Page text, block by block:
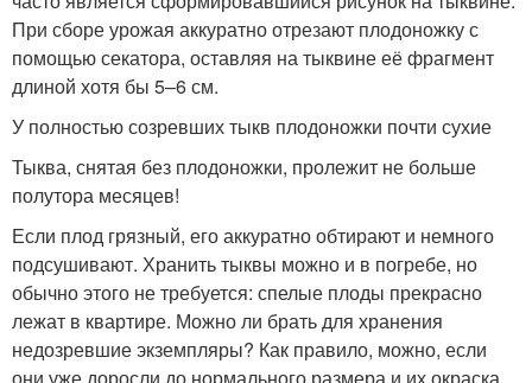
При сборе урожая аккуратно отрезают плодоножку с
помощью секатора, оставляя на тыквине её фрагмент
длиной хотя бы 5–6 см.
У полностью созревших тыкв плодоножки почти сухие
Тыква, снятая без плодоножки, пролежит не больше
полутора месяцев!
Если плод грязный, его аккуратно обтирают и немного
подсушивают. Хранить тыквы можно и в погребе, но
обычно этого не требуется: спелые плоды прекрасно
лежат в квартире. Можно ли брать для хранения
недозревшие экземпляры? Как правило, можно, если